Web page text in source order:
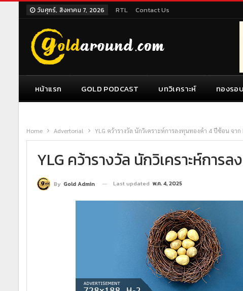
วันศุกร์, สิงหาคม 7, 2026 RTL Contact Us
หน้าแรก GOLD PODCAST บทวิเคราะห์ ทองรอ
Home Advertorial YLG คว้ารางวัล นักวิเคราะห์การลงทุนทองคำ 4 ปีซ้อน จาก
YLG คว้ารางวัล นักวิเคราะห์กา
By Gold Admin Last updated พ.ค. 4, 2025